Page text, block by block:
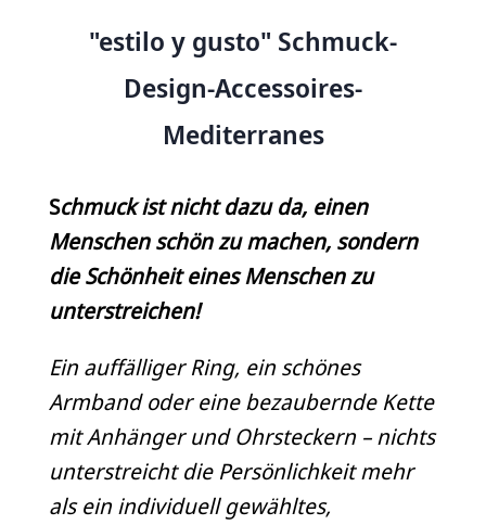
"estilo y gusto" Schmuck-
Design-Accessoires-
Mediterranes
Schmuck ist nicht dazu da, einen
Menschen schön zu machen, sondern
die Schönheit eines Menschen zu
unterstreichen!
Ein auffälliger Ring, ein schönes
Armband oder eine bezaubernde Kette
mit Anhänger und Ohrsteckern – nichts
unterstreicht die Persönlichkeit mehr
als ein individuell gewähltes,